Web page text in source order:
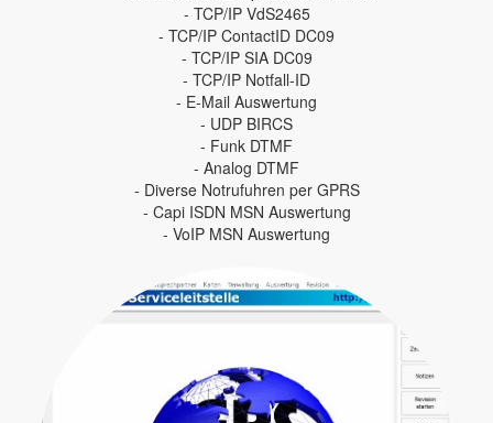
- TCP/IP VdS2465
- TCP/IP ContactID DC09
- TCP/IP SIA DC09
- TCP/IP Notfall-ID
- E-Mail Auswertung
- UDP BIRCS
- Funk DTMF
- Analog DTMF
- Diverse Notrufuhren per GPRS
- Capi ISDN MSN Auswertung
- VoIP MSN Auswertung